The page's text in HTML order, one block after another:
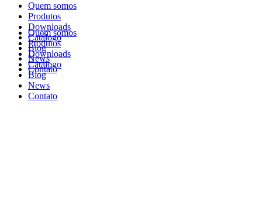
Quem somos
Produtos
Downloads
Catálogo
Blog
News
Contato
Quem somos
Produtos
Downloads
Catálogo
Blog
News
Contato